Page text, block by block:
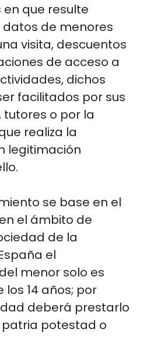
en que resulte
de menores
visita, descuentos
de acceso a
dichos
facilitados por sus
o por la
realiza la
legitimación
se base en el
el ámbito de
de la
el
menor solo es
14 años; por
deberá prestarlo
potestad o